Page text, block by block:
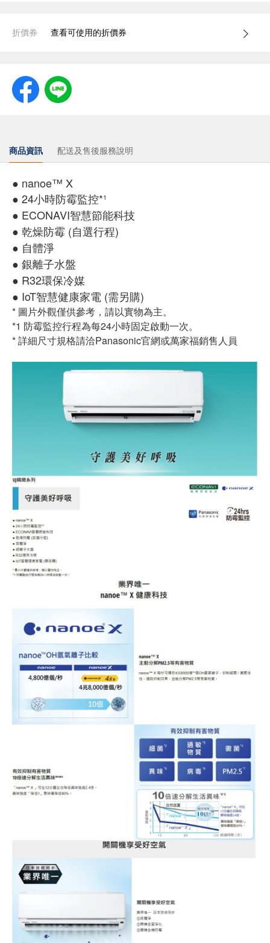
折價券 查看可使用的折價券
商品資訊 配送及售後服務說明
● nanoe™ X
● 24小時防霉監控*¹
● ECONAVI智慧節能科技
● 乾燥防霉 (自選行程)
● 自體淨
● 銀離子水盤
● R32環保冷媒
● IoT智慧健康家電 (需另購)
* 圖片外觀僅供參考，請以實物為主。
*1 防霉監控行程為每24小時固定啟動一次。
* 詳細尺寸規格請洽Panasonic官網或萬家福銷售人員